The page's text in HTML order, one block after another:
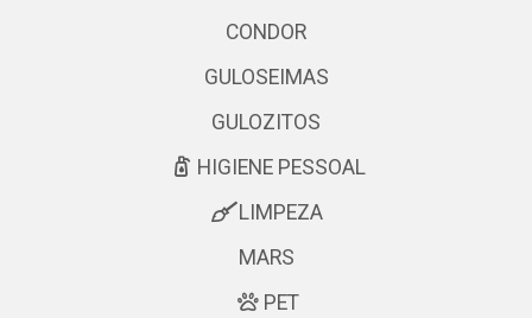
CONDOR
GULOSEIMAS
GULOZITOS
HIGIENE PESSOAL
LIMPEZA
MARS
PET